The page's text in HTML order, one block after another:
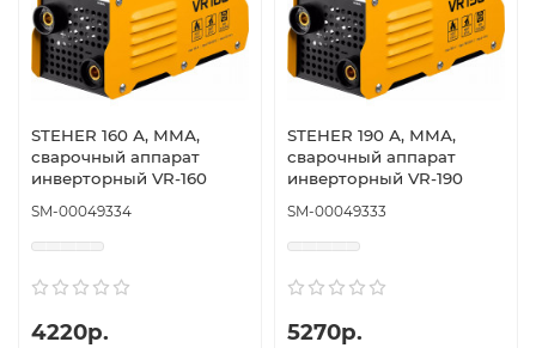
STEHER 160 А, ММА,
сварочный аппарат
инверторный VR-160
SM-00049334
4220р.
STEHER 190 А, ММА,
сварочный аппарат
инверторный VR-190
SM-00049333
5270р.